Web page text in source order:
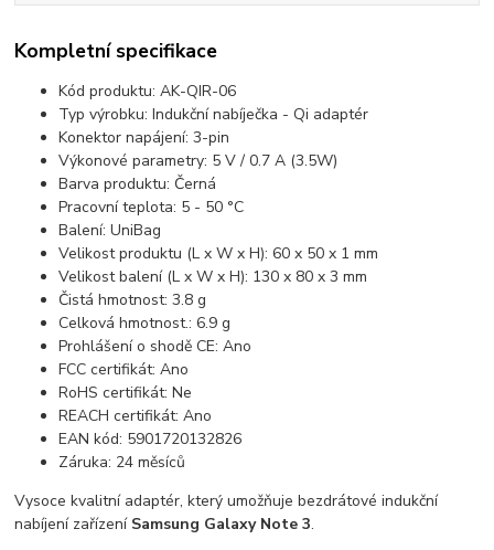
Kompletní specifikace
Kód produktu: AK-QIR-06
Typ výrobku: Indukční nabíječka - Qi adaptér
Konektor napájení: 3-pin
Výkonové parametry: 5 V / 0.7 A (3.5W)
Barva produktu: Černá
Pracovní teplota: 5 - 50 °C
Balení: UniBag
Velikost produktu (L x W x H): 60 x 50 x 1 mm
Velikost balení (L x W x H): 130 x 80 x 3 mm
Čistá hmotnost: 3.8 g
Celková hmotnost.: 6.9 g
Prohlášení o shodě CE: Ano
FCC certifikát: Ano
RoHS certifikát: Ne
REACH certifikát: Ano
EAN kód: 5901720132826
Záruka: 24 měsíců
Vysoce kvalitní adaptér, který umožňuje bezdrátové indukční
nabíjení zařízení Samsung Galaxy Note 3.